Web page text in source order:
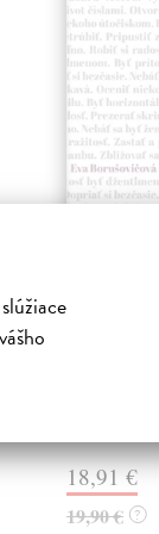
Borušovičová
Táto kniha
18,91 €
19,90 € ?